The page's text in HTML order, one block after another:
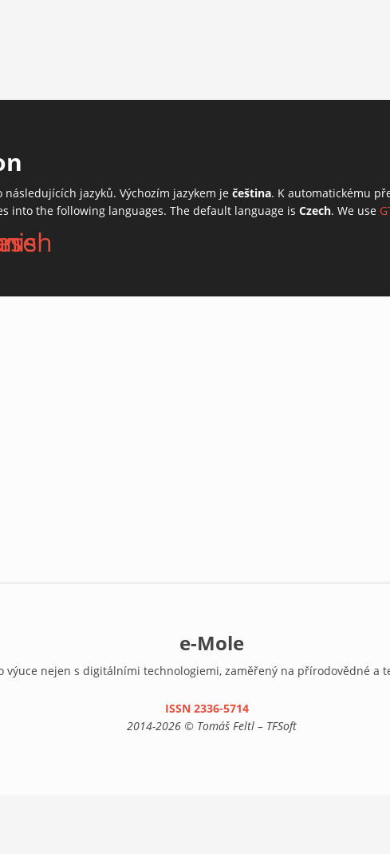
jazyků. Výchozím jazykem je čeština. K automatickému
into the following languages. The default language is Czech. We use
e-Mole
výuce nejen s digitálními technologiemi, zaměřený na přírodovědné a
ISSN 2336-5714(link is external)
2014-2026 © Tomáš Feltl – TFSoft